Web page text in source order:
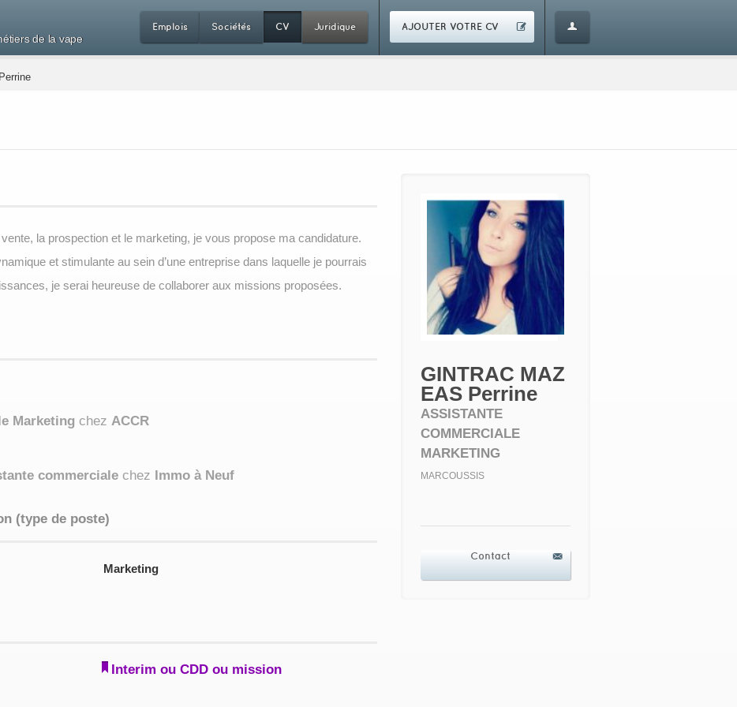
de la vape
Emplois Sociétés CV Juridique AJOUTER VOTRE CV
la prospection et le marketing, je vous propose ma candidature.
et stimulante au sein d’une entreprise dans laquelle je pourrais
je serai heureuse de collaborer aux missions proposées.
Marketing chez ACCR
commerciale chez Immo à Neuf
(type de poste)
Marketing
Interim ou CDD ou mission
GINTRAC MAZ
EAS Perrine
ASSISTANTE
COMMERCIALE
MARKETING
MARCOUSSIS
Contact